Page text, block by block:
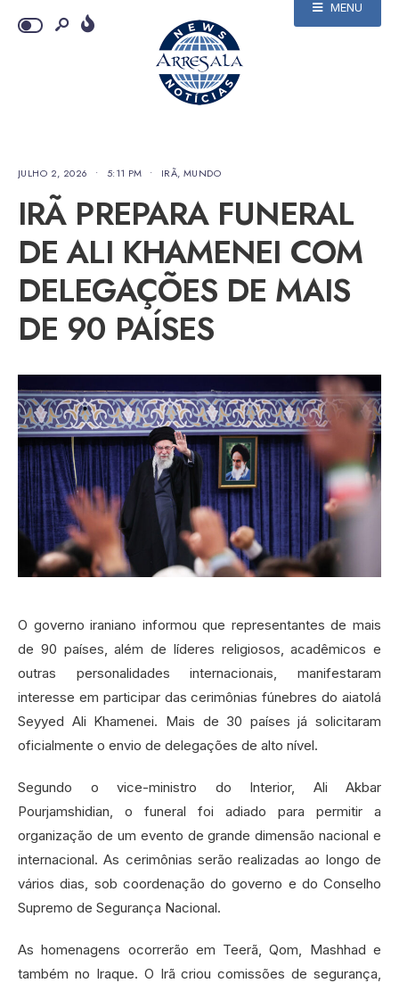
MENU
JULHO 2, 2026 • 5:11 PM • IRÃ, MUNDO
IRÃ PREPARA FUNERAL
DE ALI KHAMENEI COM
DELEGAÇÕES DE MAIS
DE 90 PAÍSES
O governo iraniano informou que representantes de mais
de 90 países, além de líderes religiosos, acadêmicos e
outras personalidades internacionais, manifestaram
interesse em participar das cerimônias fúnebres do aiatolá
Seyyed Ali Khamenei. Mais de 30 países já solicitaram
oficialmente o envio de delegações de alto nível.
Segundo o vice-ministro do Interior, Ali Akbar
Pourjamshidian, o funeral foi adiado para permitir a
organização de um evento de grande dimensão nacional e
internacional. As cerimônias serão realizadas ao longo de
vários dias, sob coordenação do governo e do Conselho
Supremo de Segurança Nacional.
As homenagens ocorrerão em Teerã, Qom, Mashhad e
também no Iraque. O Irã criou comissões de segurança,